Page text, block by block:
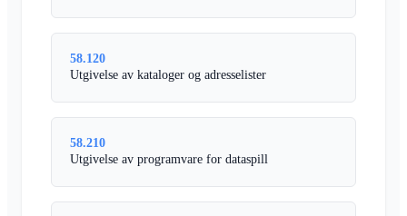
58.120
Utgivelse av kataloger og adresselister
58.210
Utgivelse av programvare for dataspill